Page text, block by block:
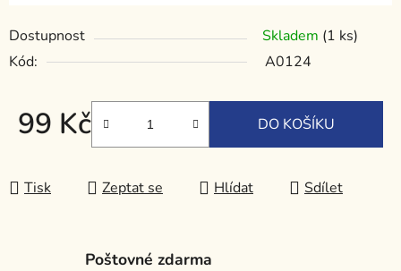
Dostupnost Skladem (1 ks)
Kód:
A0124
99 Kč
Měrná cena:
DO KOŠÍKU
Tisk Zeptat se Hlídat Sdílet
Poštovné zdarma